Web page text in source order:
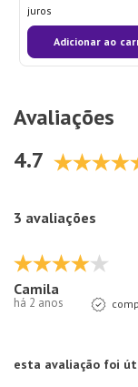
juros
Adicionar ao
Avaliações
4.7
3 avaliações
Camila
há 2 anos
esta avaliação foi